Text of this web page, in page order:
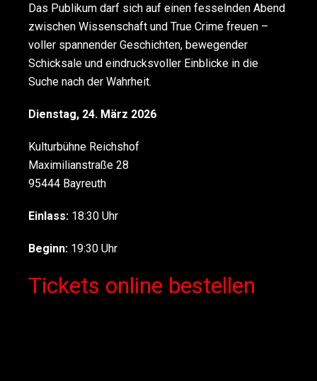
Das Publikum darf sich auf einen fesselnden Abend
zwischen Wissenschaft und True Crime freuen –
voller spannender Geschichten, bewegender
Schicksale und eindrucksvoller Einblicke in die
Suche nach der Wahrheit.
Dienstag, 24. März 2026
Kulturbühne Reichshof
Maximilianstraße 28
95444 Bayreuth
Einlass: 18:30 Uhr
Beginn: 19:30 Uhr
Tickets online bestellen